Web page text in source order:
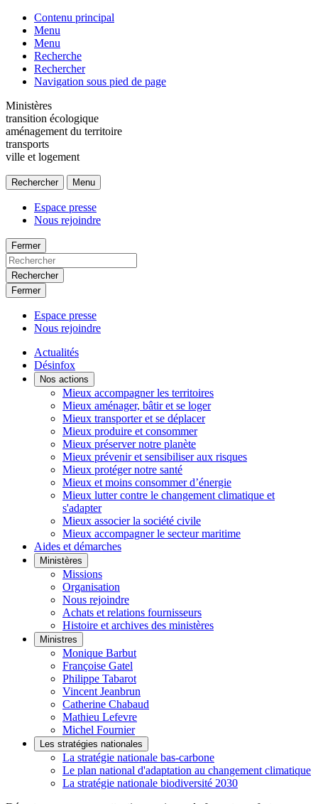
Contenu principal
Menu
Menu
Recherche
Rechercher
Navigation sous pied de page
Ministères
transition écologique
aménagement du territoire
transports
ville et logement
Rechercher Menu
Espace presse
Nous rejoindre
Fermer
Rechercher
Fermer
Espace presse
Nous rejoindre
Actualités
Désinfox
Nos actions
Mieux accompagner les territoires
Mieux aménager, bâtir et se loger
Mieux transporter et se déplacer
Mieux produire et consommer
Mieux préserver notre planète
Mieux prévenir et sensibiliser aux risques
Mieux protéger notre santé
Mieux et moins consommer d’énergie
Mieux lutter contre le changement climatique et
s'adapter
Mieux associer la société civile
Mieux accompagner le secteur maritime
Aides et démarches
Ministères
Missions
Organisation
Nous rejoindre
Achats et relations fournisseurs
Histoire et archives des ministères
Ministres
Monique Barbut
Françoise Gatel
Philippe Tabarot
Vincent Jeanbrun
Catherine Chabaud
Mathieu Lefevre
Michel Fournier
Les stratégies nationales
La stratégie nationale bas-carbone
Le plan national d'adaptation au changement climatique
La stratégie nationale biodiversité 2030